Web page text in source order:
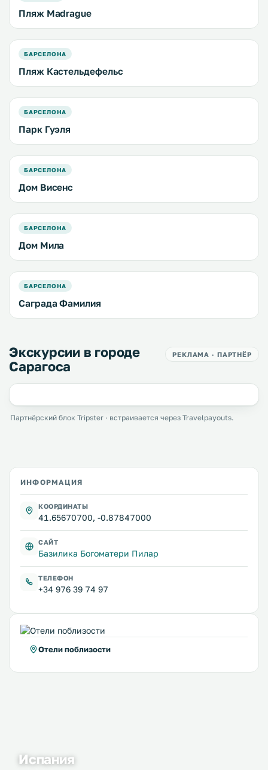
Пляж Madrague
БАРСЕЛОНА
Пляж Кастельдефельс
БАРСЕЛОНА
Парк Гуэля
БАРСЕЛОНА
Дом Висенс
БАРСЕЛОНА
Дом Мила
БАРСЕЛОНА
Саграда Фамилия
Экскурсии в городе
Сарагоса
РЕКЛАМА · ПАРТНЁР
Партнёрский блок Tripster · встраивается через Travelpayouts.
ИНФОРМАЦИЯ
КООРДИНАТЫ
41.65670700, -0.87847000
САЙТ
Базилика Богоматери Пилар
ТЕЛЕФОН
+34 976 39 74 97
Отели поблизости
Испания